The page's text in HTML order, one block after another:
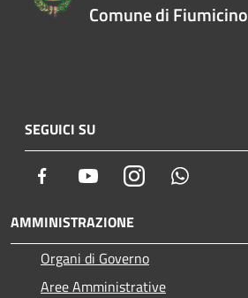
Comune di Fiumicino
SEGUICI SU
Facebook YoutubeInstagram
AMMINISTRAZIONE
Organi di Governo
Aree Amministrative